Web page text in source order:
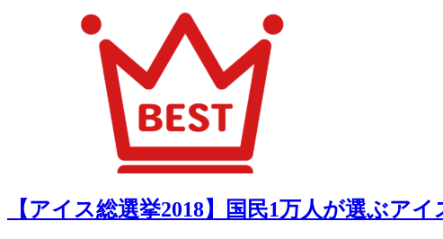
【アイス総選挙2018】国民1万人が選ぶア